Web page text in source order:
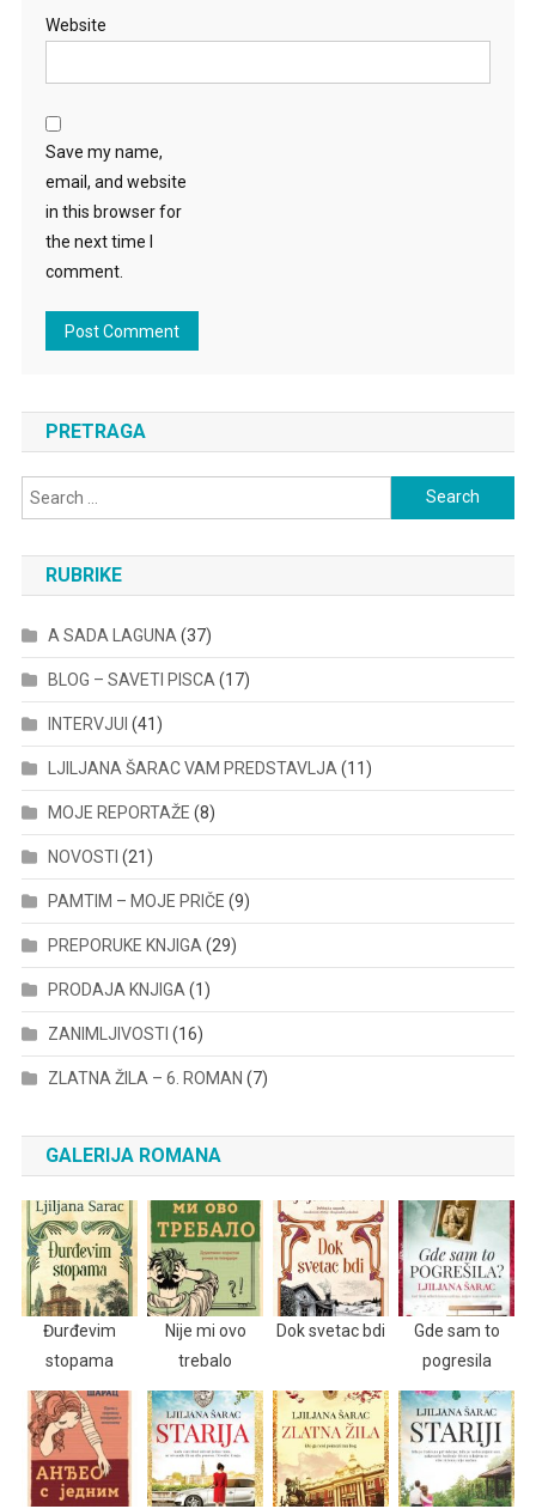
Website
Save my name,
email, and website
in this browser for
the next time I
comment.
PRETRAGA
Search
for:
RUBRIKE
A SADA LAGUNA (37)
BLOG – SAVETI PISCA (17)
INTERVJUI (41)
LJILJANA ŠARAC VAM PREDSTAVLJA (11)
MOJE REPORTAŽE (8)
NOVOSTI (21)
PAMTIM – MOJE PRIČE (9)
PREPORUKE KNJIGA (29)
PRODAJA KNJIGA (1)
ZANIMLJIVOSTI (16)
ZLATNA ŽILA – 6. ROMAN (7)
GALERIJA ROMANA
Đurđevim
stopama
Nije mi ovo
trebalo
Dok svetac bdi
Gde sam to
pogresila